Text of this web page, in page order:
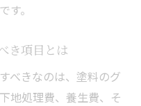
す。
き項目とは
べきなのは、塗料のグ
地処理費、養生費、そ